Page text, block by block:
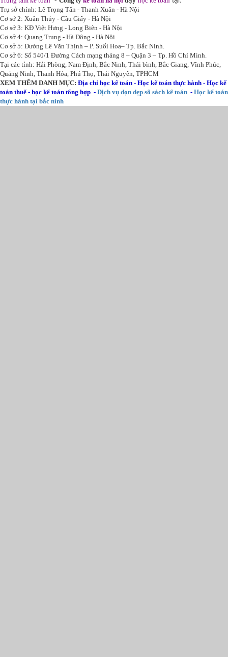
Trụ sở chính: Lê Trọng Tấn - Thanh Xuân - Hà Nội
Cơ sở 2: Xuân Thủy - Cầu Giấy - Hà Nội
Cơ sở 3: KĐ Việt Hưng - Long Biên - Hà Nội
Cơ sở 4: Quang Trung - Hà Đông - Hà Nội
Cơ sở 5: Đường Lê Văn Thịnh – P. Suối Hoa– Tp. Bắc Ninh.
Cơ sở 6: Số 540/1 Đường Cách mạng tháng 8 – Quận 3 – Tp. Hồ Chí Minh.
Tại các tỉnh: Hải Phòng, Nam Định, Bắc Ninh, Thái bình, Bắc Giang, Vĩnh Phúc,
Quảng Ninh, Thanh Hóa, Phú Thọ, Thái Nguyên, TPHCM
XEM THÊM DANH MỤC: Địa chỉ học kế toán - Học kế toán thực hành - Học kế
toán thuế- học kế toán tổng hợp - Dịch vụ dọn dẹp sổ sách kế toán - Học kế toán
thực hành tại bắc ninh